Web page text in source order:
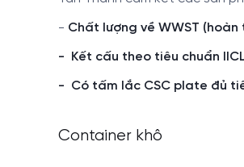
- Chất lượng về WWST
- Kết cấu theo tiêu chuẩn
- Có tấm lắc CSC plate đủ
Container khô